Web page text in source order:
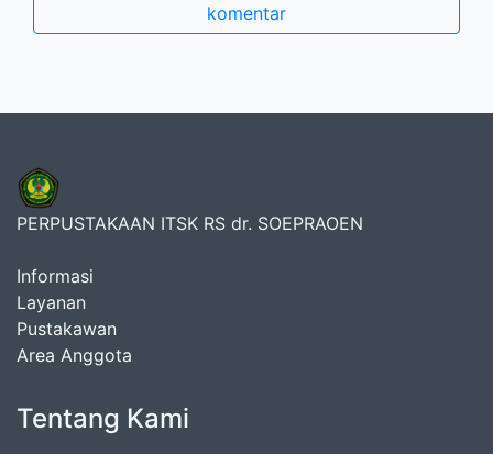
komentar
PERPUSTAKAAN ITSK RS dr. SOEPRAOEN
Informasi
Layanan
Pustakawan
Area Anggota
Tentang Kami